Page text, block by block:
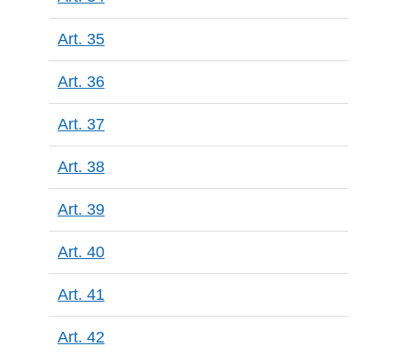
Art. 35
Art. 36
Art. 37
Art. 38
Art. 39
Art. 40
Art. 41
Art. 42